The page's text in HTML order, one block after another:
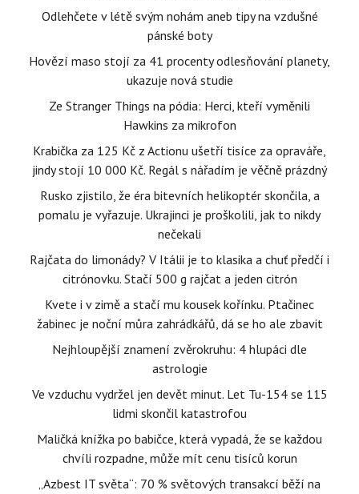
Odlehčete v létě svým nohám aneb tipy na vzdušné
pánské boty
Hovězí maso stojí za 41 procenty odlesňování planety,
ukazuje nová studie
Ze Stranger Things na pódia: Herci, kteří vyměnili
Hawkins za mikrofon
Krabička za 125 Kč z Actionu ušetří tisíce za opraváře,
jindy stojí 10 000 Kč. Regál s nářadím je věčně prázdný
Rusko zjistilo, že éra bitevních helikoptér skončila, a
pomalu je vyřazuje. Ukrajinci je proškolili, jak to nikdy
nečekali
Rajčata do limonády? V Itálii je to klasika a chuť předčí i
citrónovku. Stačí 500 g rajčat a jeden citrón
Kvete i v zimě a stačí mu kousek kořínku. Ptačinec
žabinec je noční můra zahrádkářů, dá se ho ale zbavit
Nejhloupější znamení zvěrokruhu: 4 hlupáci dle
astrologie
Ve vzduchu vydržel jen devět minut. Let Tu-154 se 115
lidmi skončil katastrofou
Maličká knížka po babičce, která vypadá, že se každou
chvíli rozpadne, může mít cenu tisíců korun
„Azbest IT světa“: 70 % světových transakcí běží na